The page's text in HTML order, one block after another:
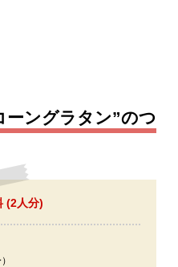
ーングラタン”のつ
(2人分)